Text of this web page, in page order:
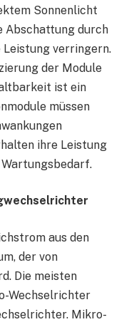
Sonnenlicht
Abschattung durch
Leistung verringern.
der Module
ist ein
müssen
ihre Leistung
aus den
der von
Die meisten
Wechselrichter
Mikro-